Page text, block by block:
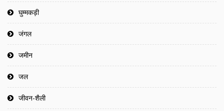
घुम्मकड़ी
जंगल
जमीन
जल
जीवन-शैली